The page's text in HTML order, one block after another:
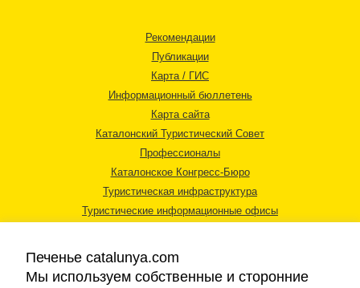
Рекомендации
Публикации
Карта / ГИС
Информационный бюллетень
Карта сайта
Каталонский Туристический Совет
Профессионалы
Каталонское Конгресс-Бюро
Туристическая инфраструктура
Туристические информационные офисы
Печенье catalunya.com
Мы используем собственные и сторонние